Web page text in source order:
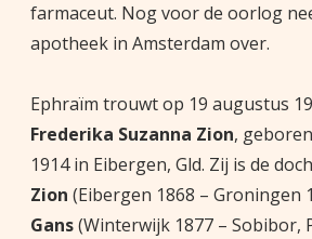
farmaceut. Nog voor de oorlog
apotheek in Amsterdam over.
Ephraïm trouwt op 19 augustus
Frederika Suzanna Zion,
1914 in Eibergen, Gld. Zij is de
Zion (Eibergen 1868 – Groningen
Gans(Winterwijk 1877 – Sobibor,